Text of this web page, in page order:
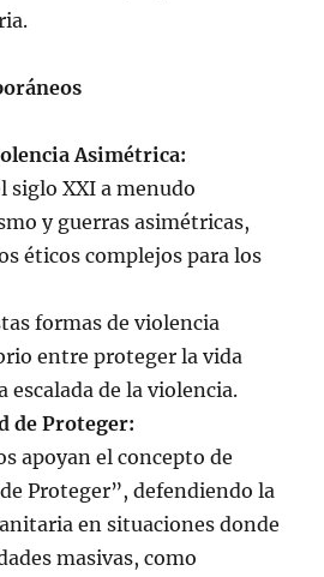
Asimétrica:
siglo XXI a menudo
y guerras asimétricas,
éticos complejos para los
formas de violencia
entre proteger la vida
escalada de la violencia.
de Proteger:
apoyan el concepto de
Proteger”, defendiendo la
en situaciones donde
masivas, como